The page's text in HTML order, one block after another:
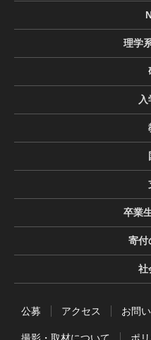
理学
卒業
寄付
社
公募 アクセス お問
撮影・取材について ポ